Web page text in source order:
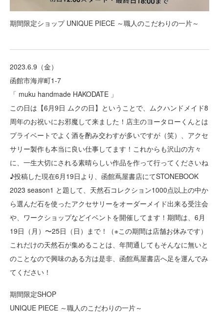
期間限定ショップ UNIQUE PIECE ～職人のこだわりの一片～
2023.6.9（金）
函館市海岸町1-7
「 muku handmade HAKODATE 」
この日は 【6 月9日 ムクの日】ということで 、ムクハンドメイド8
周年のお祝いにお邪魔して来ました！店主のヨータローくんとは
プライベートでよく酒を酌み交わすが多いですが（笑）、アクセ
サリー製作も本当に良い仕事してます！これからも沢山の方々
に、一生大切にされる素晴らしい作品を作って行ってくださいね
♪投稿した現在6月19日より、函館蔦屋書店にてSTONEBOOK
2023 season1 と題して、天然石コレクション1000点以上の中か
ら選んだ石を使ったアクセサリーをオーダーメイド出来る受注会
や、ワークショップなどイベントを開催してます！期間は、6月
19日（月）〜25日（日）まで！（※この期間は店舗お休みです）
これだけの天然石が集めることは、年間通してもそんなに無いと
のことなので興味のある方は是非、函館蔦屋書店へ足を運んでみ
てください！
期間限定SHOP
UNIQUE PIECE ～職人のこだわりの一片～